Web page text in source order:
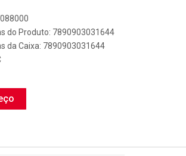
do Produto: 7890903031644
da Caixa: 7890903031644